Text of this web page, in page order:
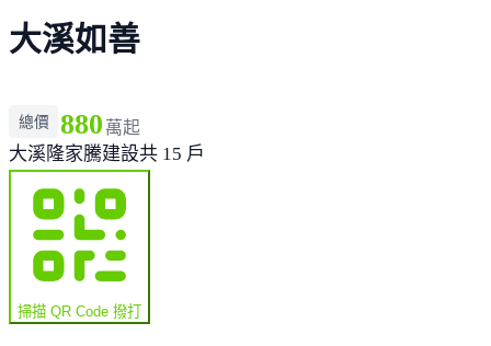
大溪如善
總價 880 萬起
大溪 隆家騰建設共 15 戶
掃描 QR Code 撥打